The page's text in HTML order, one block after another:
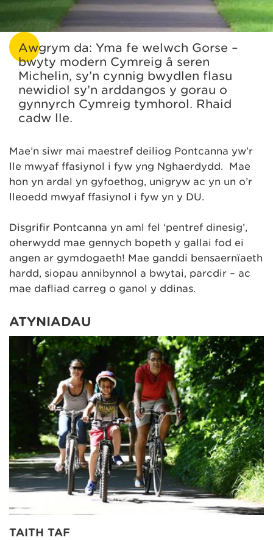
Awgrym da: Yma fe welwch Gorse –
bwyty modern Cymreig â seren
Michelin, sy’n cynnig bwydlen flasu
newidiol sy’n arddangos y gorau o
gynnyrch Cymreig tymhorol. Rhaid
cadw lle.
Mae’n siŵr mai maestref deiliog Pontcanna yw’r
lle mwyaf ffasiynol i fyw yng Nghaerdydd. Mae
hon yn ardal yn gyfoethog, unigryw ac yn un o’r
lleoedd mwyaf ffasiynol i fyw yn y DU.
Disgrifir Pontcanna yn aml fel ‘pentref dinesig’,
oherwydd mae gennych bopeth y gallai fod ei
angen ar gymdogaeth! Mae ganddi bensaernïaeth
hardd, siopau annibynnol a bwytai, parcdir – ac
mae dafliad carreg o ganol y ddinas.
ATYNIADAU
TAITH TAF